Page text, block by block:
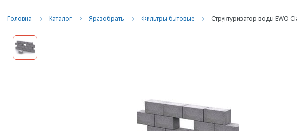
Головна Каталог Яразобрать Фильтры бытовые Структуризатор воды EWO